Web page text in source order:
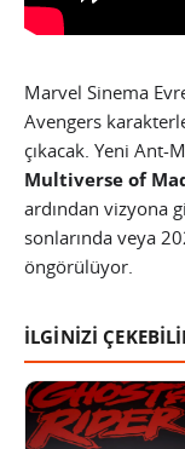
Marvel Sinema
Avengers
çıkacak. Yeni Ant-
Multiverse of
ardından vizyona
sonlarında veya
öngörülüyor.
İLGİNİZİ